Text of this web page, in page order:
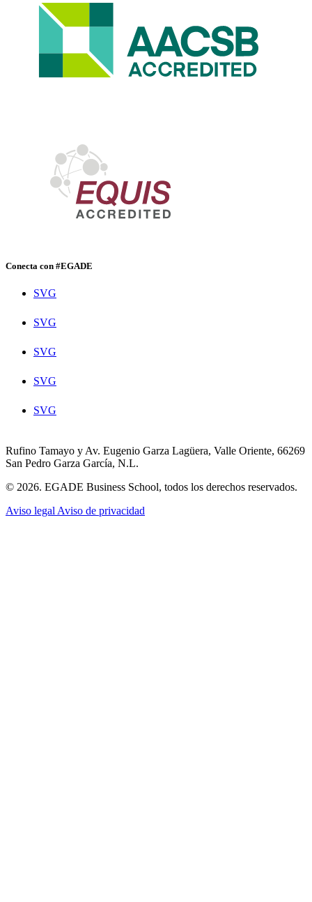
Conecta con #EGADE
SVG
SVG
SVG
SVG
SVG
Rufino Tamayo y Av. Eugenio Garza Lagüera, Valle Oriente, 66269
San Pedro Garza García, N.L.
© 2026. EGADE Business School, todos los derechos reservados.
Aviso legal Aviso de privacidad